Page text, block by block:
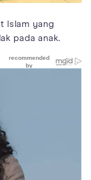
Islam yang
pada anak.